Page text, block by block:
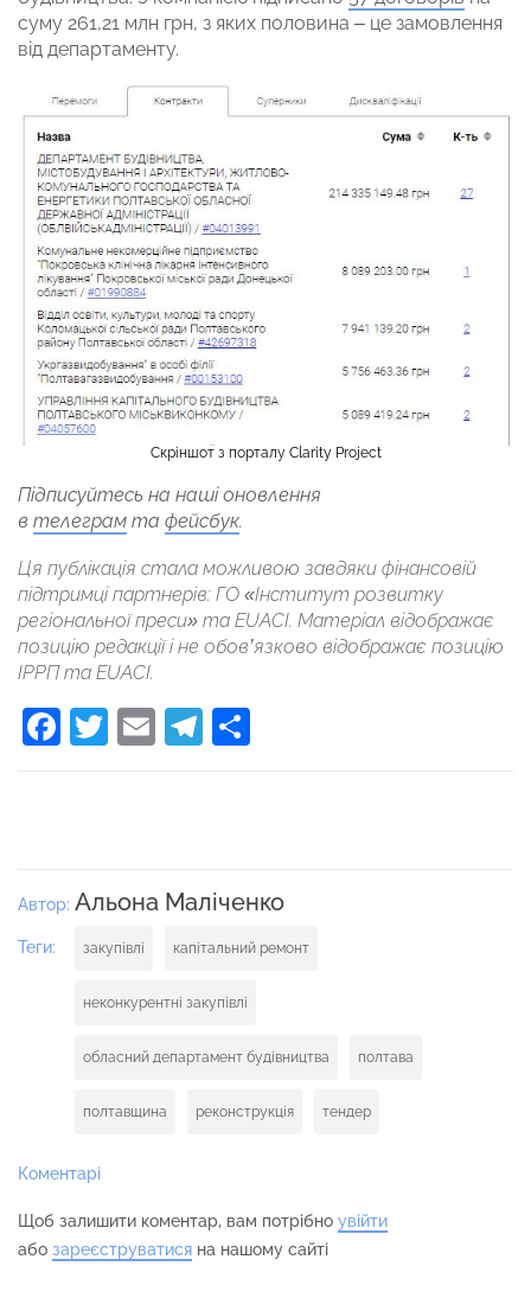
суму 261,21 млн грн, з яких половина – це замовлення
від департаменту.
Скріншот з порталу Clarity Project
Підписуйтесь на наші оновлення
в телеграм та фейсбук.
Ця публікація стала можливою завдяки фінансовій
підтримці партнерів: ГО «Інститут розвитку
регіональної преси» та EUACI. Матеріал відображає
позицію редакції і не обов’язково відображає позицію
ІРРП та EUACІ.
Facebook
Twitter
EmailTelegram
Автор: Альона Маліченко
Теги: закупівлі капітальний ремонт
неконкурентні закупівлі
обласний департамент будівництва полтава
полтавщина реконструкція тендер
Коментарі
Щоб залишити коментар, вам потрібно увійти
або зареєструватися на нашому сайті